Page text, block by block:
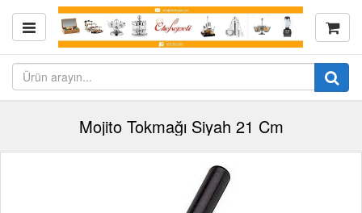
Mojito Tokmağı Siyah 21 Cm